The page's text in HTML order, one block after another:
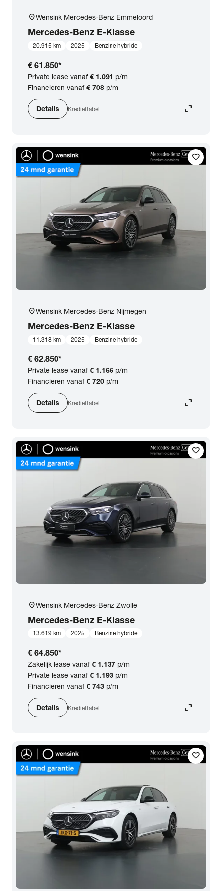
location_onWensink Mercedes-Benz Emmeloord
Mercedes-Benz E-Klasse
20.915 km 2025 Benzine hybride
€ 61.850*
Private lease vanaf€ 1.091 p/m
Financieren vanaf€ 708 p/m
Details Krediettabel expand_content
favorite
location_onWensink Mercedes-Benz Nijmegen
Mercedes-Benz E-Klasse
11.318 km 2025 Benzine hybride
€ 62.850*
Private lease vanaf€ 1.166 p/m
Financieren vanaf€ 720 p/m
Details Krediettabel expand_content
favorite
location_onWensink Mercedes-Benz Zwolle
Mercedes-Benz E-Klasse
13.619 km 2025 Benzine hybride
€ 64.850*
Zakelijk lease vanaf€ 1.137 p/m
Private lease vanaf€ 1.193 p/m
Financieren vanaf€ 743 p/m
Details Krediettabel expand_content
favorite